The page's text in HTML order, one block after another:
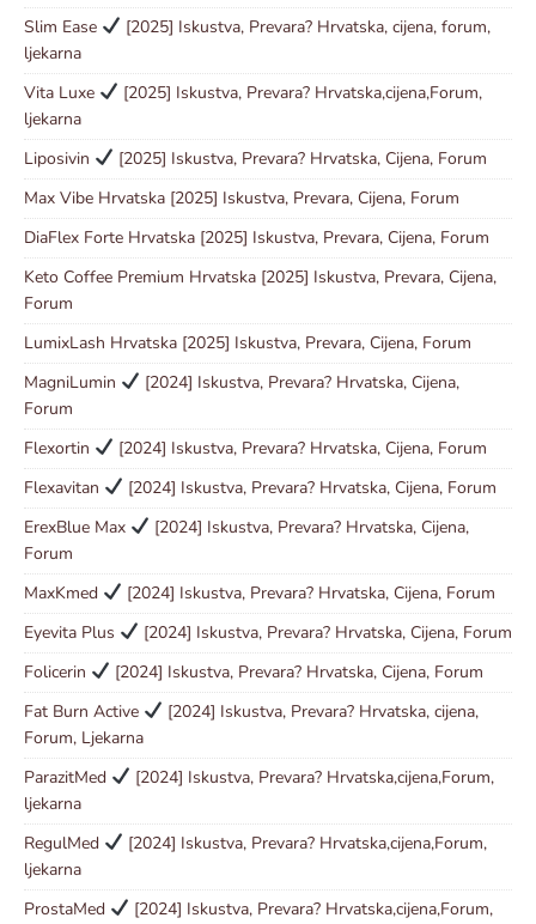
Slim Ease
[2025] Iskustva, Prevara? Hrvatska, cijena, forum,
ljekarna
Vita Luxe
[2025] Iskustva, Prevara? Hrvatska,cijena,Forum,
ljekarna
Liposivin
[2025] Iskustva, Prevara? Hrvatska, Cijena, Forum
Max Vibe Hrvatska [2025] Iskustva, Prevara, Cijena, Forum
DiaFlex Forte Hrvatska [2025] Iskustva, Prevara, Cijena, Forum
Keto Coffee Premium Hrvatska [2025] Iskustva, Prevara, Cijena,
Forum
LumixLash Hrvatska [2025] Iskustva, Prevara, Cijena, Forum
MagniLumin
[2024] Iskustva, Prevara? Hrvatska, Cijena,
Forum
Flexortin
[2024] Iskustva, Prevara? Hrvatska, Cijena, Forum
Flexavitan
[2024] Iskustva, Prevara? Hrvatska, Cijena, Forum
ErexBlue Max
[2024] Iskustva, Prevara? Hrvatska, Cijena,
Forum
MaxKmed
[2024] Iskustva, Prevara? Hrvatska, Cijena, Forum
Eyevita Plus
[2024] Iskustva, Prevara? Hrvatska, Cijena, Forum
Folicerin
[2024] Iskustva, Prevara? Hrvatska, Cijena, Forum
Fat Burn Active
[2024] Iskustva, Prevara? Hrvatska, cijena,
Forum, Ljekarna
ParazitMed
[2024] Iskustva, Prevara? Hrvatska,cijena,Forum,
ljekarna
RegulMed
[2024] Iskustva, Prevara? Hrvatska,cijena,Forum,
ljekarna
ProstaMed
[2024] Iskustva, Prevara? Hrvatska,cijena,Forum,